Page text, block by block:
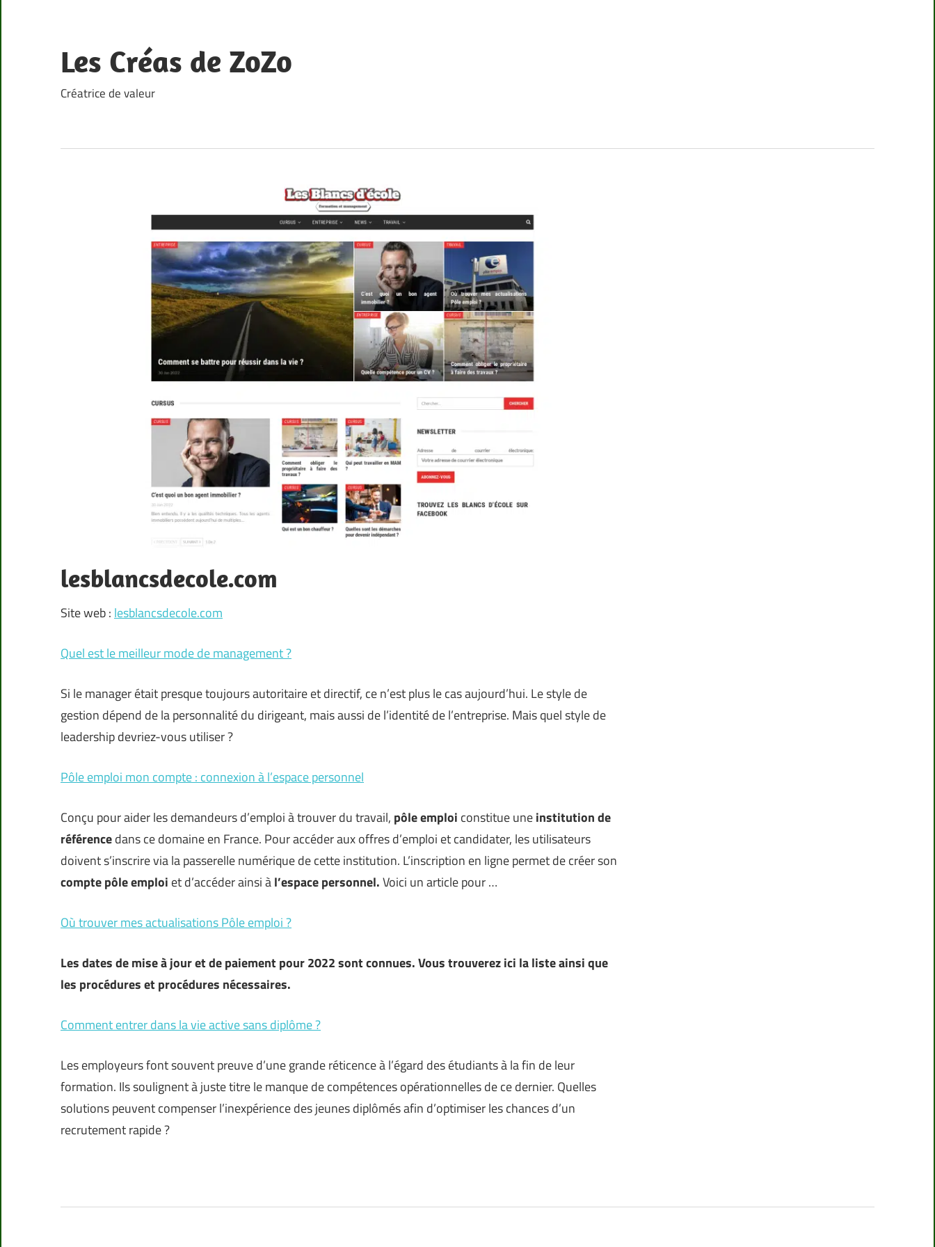
content
Les Créas de ZoZo
Créatrice de valeur
lesblancsdecole.com
Site web : lesblancsdecole.com
Quel est le meilleur mode de management ?
Si le manager était presque toujours autoritaire et directif, ce n’est plus le cas aujourd’hui. Le style de
gestion dépend de la personnalité du dirigeant, mais aussi de l’identité de l’entreprise. Mais quel style de
leadership devriez-vous utiliser ?
Pôle emploi mon compte : connexion à l’espace personnel
Conçu pour aider les demandeurs d’emploi à trouver du travail, pôle emploi constitue uneinstitution de
référencedans ce domaine en France. Pour accéder aux offres d’emploi et candidater, les utilisateurs
doivent s’inscrire via la passerelle numérique de cette institution. L’inscription en ligne permet de créer son
compte pôle emploi et d’accéder ainsi àl’espace personnel.Voici un article pour …
Où trouver mes actualisations Pôle emploi ?
Les dates de mise à jour et de paiement pour 2022 sont connues. Vous trouverez ici la liste ainsi que
les procédures et procédures nécessaires.
Comment entrer dans la vie active sans diplôme ?
Les employeurs font souvent preuve d’une grande réticence à l’égard des étudiants à la fin de leur
formation. Ils soulignent à juste titre le manque de compétences opérationnelles de ce dernier. Quelles
solutions peuvent compenser l’inexpérience des jeunes diplômés afin d’optimiser les chances d’un
recrutement rapide ?